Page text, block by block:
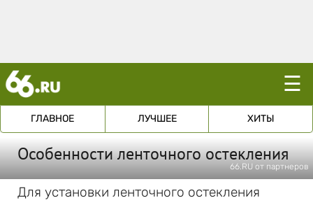
☰
ГЛАВНОЕ ЛУЧШЕЕ ХИТЫ
Особенности ленточного остекления
66.RU от партнеров
Для установки ленточного остекления